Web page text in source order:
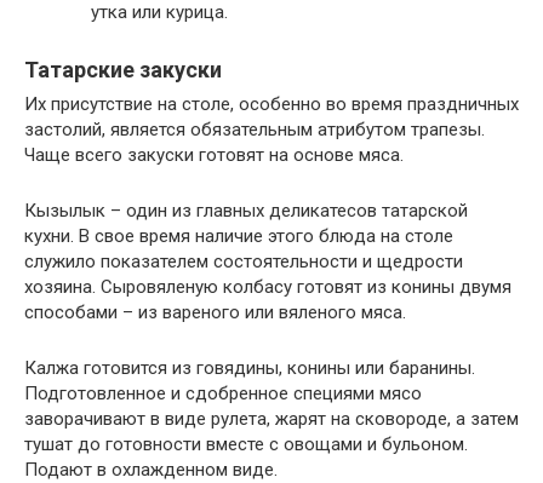
утка или курица.
Татарские закуски
Их присутствие на столе, особенно во время праздничных
застолий, является обязательным атрибутом трапезы.
Чаще всего закуски готовят на основе мяса.
Кызылык – один из главных деликатесов татарской
кухни. В свое время наличие этого блюда на столе
служило показателем состоятельности и щедрости
хозяина. Сыровяленую колбасу готовят из конины двумя
способами – из вареного или вяленого мяса.
Калжа готовится из говядины, конины или баранины.
Подготовленное и сдобренное специями мясо
заворачивают в виде рулета, жарят на сковороде, а затем
тушат до готовности вместе с овощами и бульоном.
Подают в охлажденном виде.